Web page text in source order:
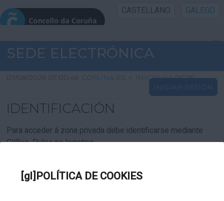
[gl]POLÍTICA DE COOKIES
CASTELLANO GALEGO
INICIO SEDE
INICIO
INFORMACIÓN PÚBLICA
CARTAFOL CIDADÁN
SEDE ELECTRÓNICA
07/08/2026 07:00:46 CORUNA.ES > INICIO > LOGIN
INICIAR SESIÓN
IDENTIFICACIÓN
Para acceder á zona privada debe identificarse mediante
Cl@ve. Pulse no logotipo